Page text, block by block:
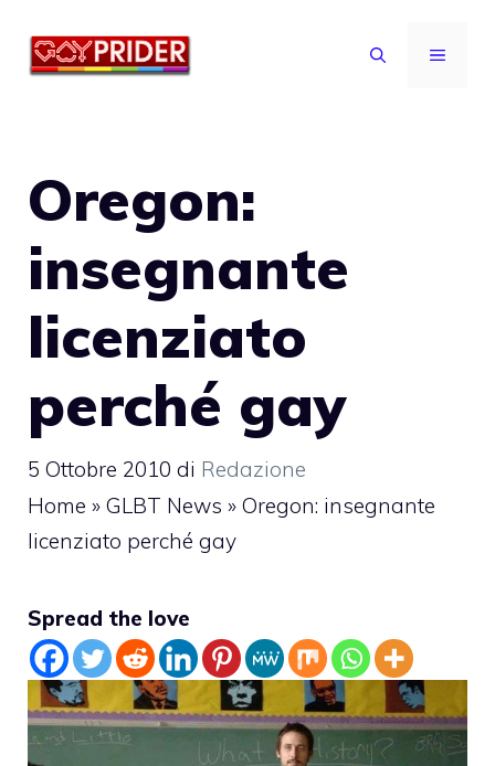
MENU
Oregon:
insegnante
licenziato
perché gay
5 Ottobre 2010 di Redazione
Home » GLBT News » Oregon: insegnante
licenziato perché gay
Spread the love